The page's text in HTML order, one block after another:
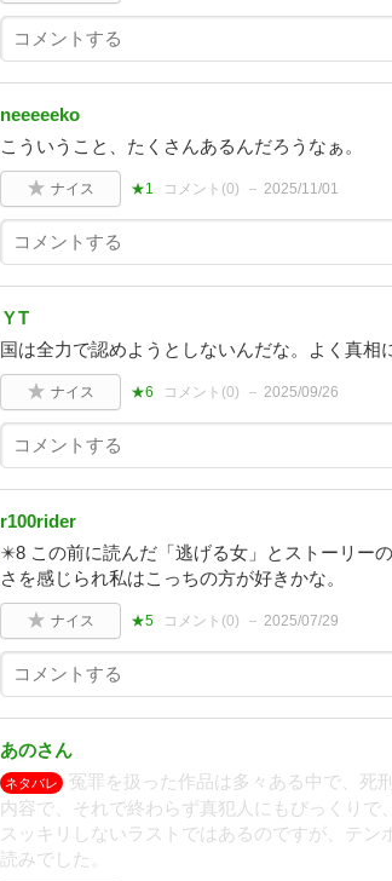
neeeeeko
こういうこと、たくさんあるんだろうなぁ。
ナイス ★1 コメント(0) 2025/11/01
ＹT
国は全力で認めようとしないんだな。よく真相
ナイス ★6 コメント(0) 2025/09/26
r100rider
✴️8 この前に読んだ「逃げる女」とストーリー
さを感じられ私はこっちの方が好きかな。
ナイス ★5 コメント(0) 2025/07/29
あのさん
ネタバレ
冤罪を扱った作品は多々ある中で、死
内容で、それで終わらず真犯人にもびっくり
スッキリしないラストではあるのですが、テ
読みでした。